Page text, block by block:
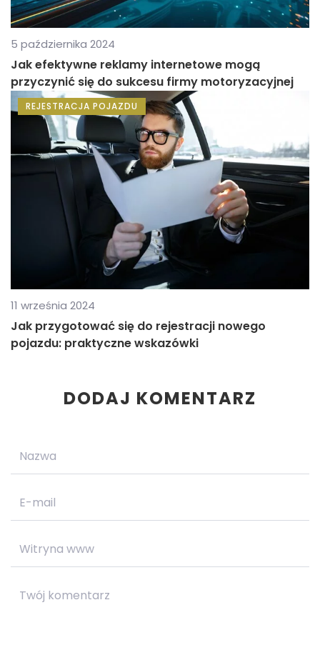
5 października 2024
Jak efektywne reklamy internetowe mogą
przyczynić się do sukcesu firmy motoryzacyjnej
REJESTRACJA POJAZDU
11 września 2024
Jak przygotować się do rejestracji nowego
pojazdu: praktyczne wskazówki
DODAJ KOMENTARZ